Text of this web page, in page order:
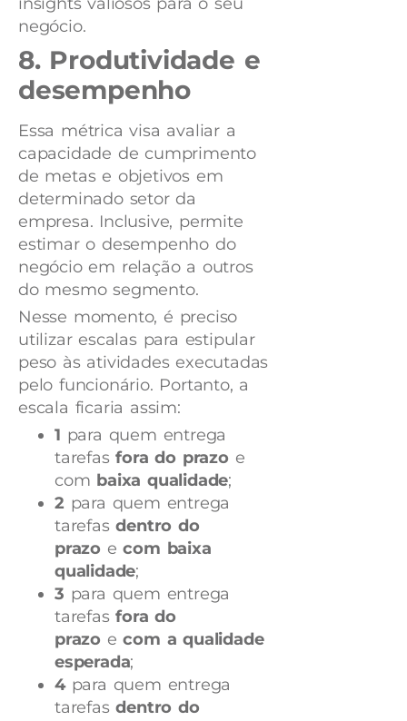
negócio.
8. Produtividade e
desempenho
Essa métrica visa avaliar a
capacidade de cumprimento
de metas e objetivos em
determinado setor da
empresa. Inclusive, permite
estimar o desempenho do
negócio em relação a outros
do mesmo segmento.
Nesse momento, é preciso
utilizar escalas para estipular
peso às atividades executadas
pelo funcionário. Portanto, a
escala ficaria assim:
1 para quem entrega
tarefasfora do prazo e
com baixa qualidade;
2 para quem entrega
tarefasdentro do
prazo ecom baixa
qualidade;
3 para quem entrega
tarefasfora do
prazo ecom a qualidade
esperada;
4para quem entrega
tarefasdentro do